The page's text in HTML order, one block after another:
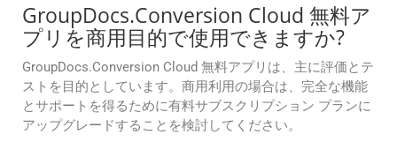
GroupDocs.Conversion Cloud 無料ア
プリを商用目的で使用できますか?
GroupDocs.Conversion Cloud 無料アプリは、主に評価とテ
ストを目的としています。商用利用の場合は、完全な機能
とサポートを得るために有料サブスクリプション プランに
アップグレードすることを検討してください。